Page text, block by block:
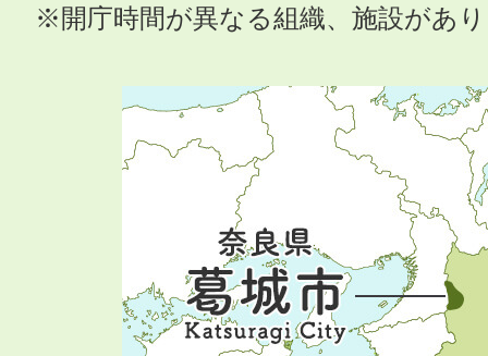
※開庁時間が異なる組織、施設があ